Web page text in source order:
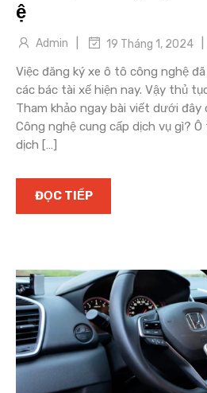
ệ
Admin 19 Tháng 1, 2024
Việc đăng ký xe ô tô công nghệ
các bác tài xế hiện nay. Vậy thủ
Tham khảo ngay bài viết dưới đây
Công nghệ cung cấp dịch vụ gì?
dịch […]
ĐỌC TIẾP